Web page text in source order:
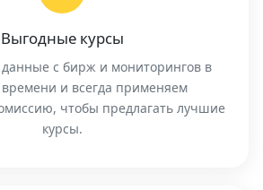
Выгодные курсы
с бирж и мониторингов в
и всегда применяем
чтобы предлагать лучшие
курсы.